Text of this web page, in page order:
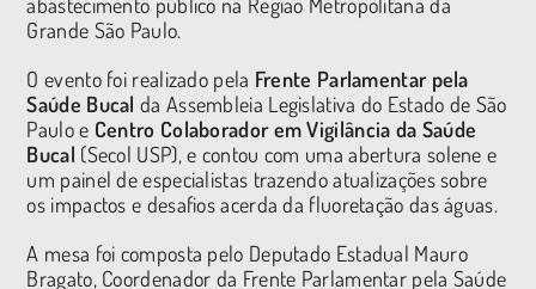
Grande São Paulo.
O evento foi realizado pela Frente Parlamentar pela
Saúde Bucal da Assembleia Legislativa do Estado de São
Paulo e Centro Colaborador em Vigilância da Saúde
Bucal (Secol USP), e contou com uma abertura solene e
um painel de especialistas trazendo atualizações sobre
os impactos e desafios acerda da fluoretação das águas.
A mesa foi composta pelo Deputado Estadual Mauro
Bragato, Coordenador da Frente Parlamentar pela Saúde